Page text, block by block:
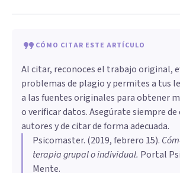
CÓMO CITAR ESTE ARTÍCULO
Al citar, reconoces el trabajo original,
problemas de plagio y permites a tus
a las fuentes originales para obtener
o verificar datos. Asegúrate siempre
autores y de citar de forma adecuada.
Psicomaster. (2019, febrero 15).
terapia grupal o individual. Portal
Mente.